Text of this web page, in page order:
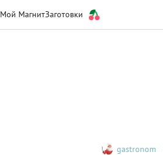
Мой МагнитЗаготовки
gastronom